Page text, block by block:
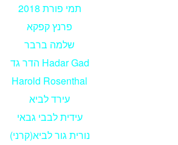
תמי פורת 2018
פרנץ קפקא
שלמה ברבר
הדר גד Hadar Gad
Harold Rosenthal
עירד לביא
עידית לבבי גבאי
נורית גור לביא(קרני)